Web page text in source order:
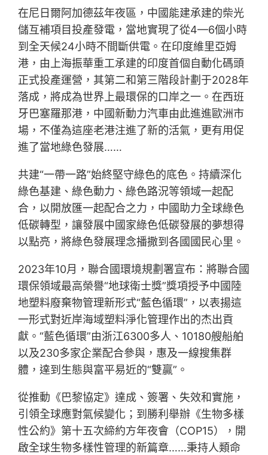
在尼日爾阿加德茲年夜區，中國能建承建的柴光
儲互補項目投產發電，當地實現了從4—6個小時
到全天候24小時不間斷供電。在印度維里亞姆
港，由上海振華重工承建的印度首個自動化碼頭
正式投產運營，其第二和第三階段計劃于2028年
落成，將成為世界上最環保的口岸之一。在西班
牙巴塞羅那港，中國新動力汽車由此進進歐洲市
場，不僅為這座老港注進了新的活氣，更有用促
進了當地綠色發展……
共建“一帶一路”始終堅守綠色的底色。持續深化
綠色基建、綠色動力、綠色路況等領域一起配
合，以開放匯一起配合之力，中國助力全球綠色
低碳轉型，讓發展中國家綠色低碳發展的夢想得
以點亮，將綠色發展理念播撒到各國國民心里。
2023年10月，聯合國環境規劃署宣布：將聯合國
環保領域最高榮譽“地球衛士獎”獎項授予中國陸
地塑料廢棄物管理新形式“藍色循環”，以表揚這
一形式對近岸海域塑料淨化管理作出的杰出貢
獻。“藍色循環”由浙江6300多人、10180艘船舶
以及230多家企業配合參與，惠及一線搜集群
體，達到生態與富平易近的“雙贏”。
從推動《巴黎協定》達成、簽署、失效和實施，
引領全球應對氣候變化；到勝利舉辦《生物多樣
性公約》第十五次締約方年夜會（COP15），開
啟全球生物多樣性管理的新篇章……秉持人類命